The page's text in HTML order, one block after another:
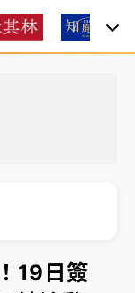
向法院聲請遭
開賣一度塞車
19日簽